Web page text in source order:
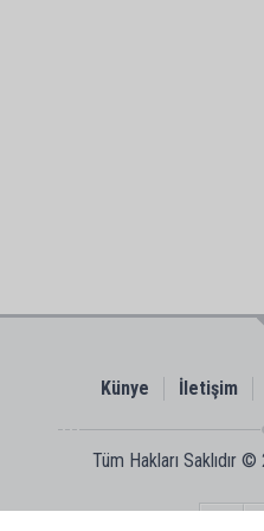
Künye İletişim
Tüm Hakları Saklıdır ©